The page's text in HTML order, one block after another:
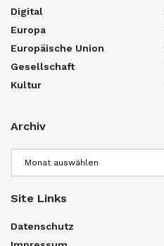
Digital
Europa
Europäische Union
Gesellschaft
Kultur
Archiv
Site Links
Datenschutz